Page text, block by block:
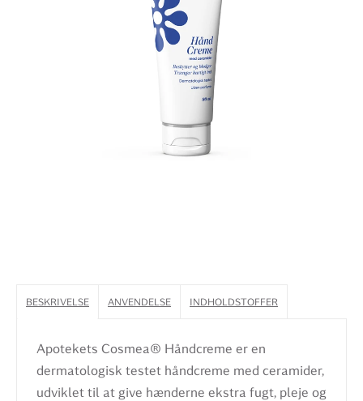
BESKRIVELSE ANVENDELSE INDHOLDSTOFFER
Apotekets Cosmea® Håndcreme er en
dermatologisk testet håndcreme med ceramider,
udviklet til at give hænderne ekstra fugt, pleje og